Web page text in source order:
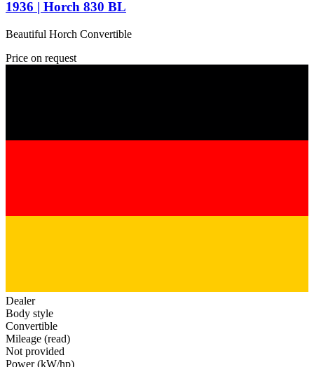
1936 | Horch 830 BL
Beautiful Horch Convertible
Price on request
Dealer
Body style
Convertible
Mileage (read)
Not provided
Power (kW/hp)